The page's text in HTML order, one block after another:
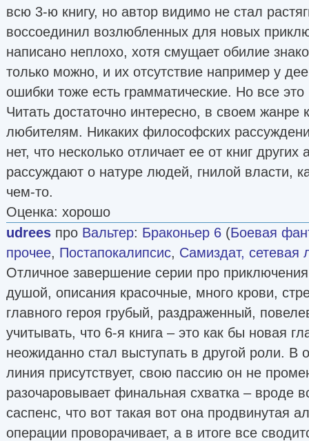
всю 3-ю книгу, но автор видимо не стал
воссоединил возлюбленных для новых
написано неплохо, хотя смущает обилие
только можно, и их отсутствие например у
ошибки тоже есть грамматические. Но все
Читать достаточно интересно, в своем жанре
любителям. Никаких философских
нет, что несколько отличает ее от книг других
рассуждают о натуре людей, гнилой власти,
чем-то.
Оценка: хорошо
udrees про Вальтер: Браконьер 6 (Боевая
прочее, Постапокалипсис, Самиздат, сетевая
Отличное завершение серии про
душой, описания красочные, много крови,
главного героя грубый, раздраженный,
учитывать, что 6-я книга – это как бы новая
неожиданно стал выступать в другой роли.
линия присутствует, свою пассию он не
разочаровывает финальная схватка – вроде
саспенс, что вот такая вот она продвинутая
операции проворачивает, а в итоге все